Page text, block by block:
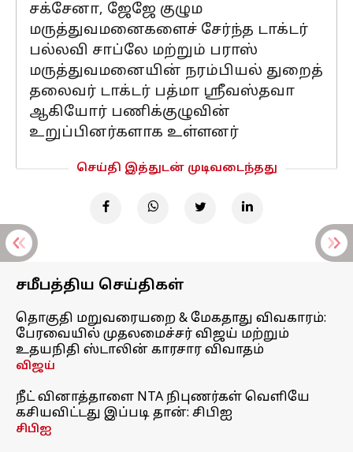
சக்சேனா, ஜேஜே குழும
மருத்துவமனைகளைச் சேர்ந்த டாக்டர்
பல்லவி சாப்லே மற்றும் பராஸ்
மருத்துவமனையின் நரம்பியல் துறைத்
தலைவர் டாக்டர் பத்மா ஸ்ரீவஸ்தவா
ஆகியோர் பணிக்குழுவின்
உறுப்பினர்களாக உள்ளனர்
செய்தி இத்துடன் முடிவடைந்தது
சமீபத்திய செய்திகள்
தொகுதி மறுவரையறை & மேகதாது விவகாரம்:
பேரவையில் முதலமைச்சர் விஜய் மற்றும்
உதயநிதி ஸ்டாலின் காரசார விவாதம்
விஜய்
நீட் வினாத்தாளை NTA நிபுணர்கள் வெளியே
கசியவிட்டது இப்படி தான்: சிபிஐ
சிபிஐ